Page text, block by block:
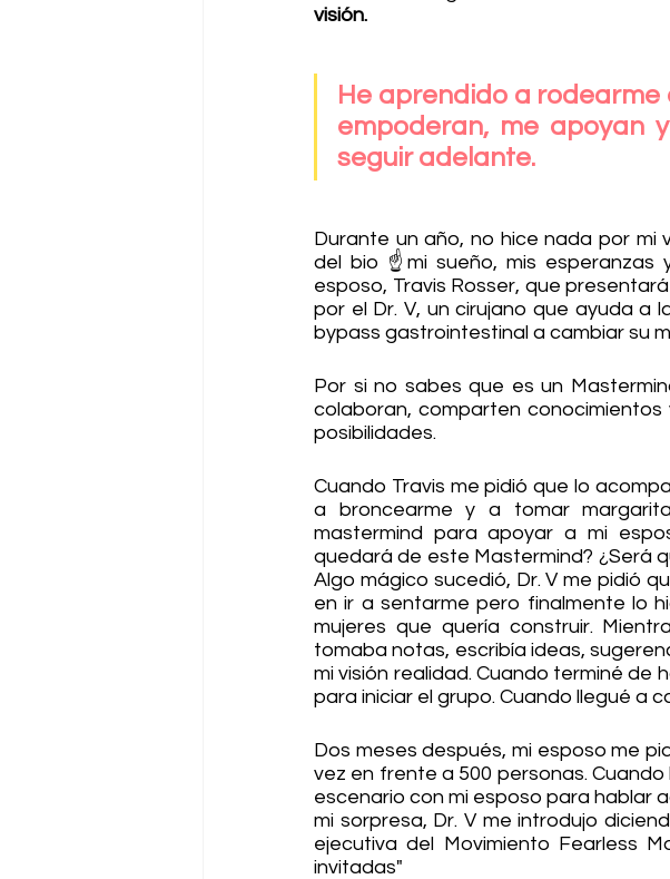
visión.
He aprendido a rodearme
empoderan, me apoyan
seguir adelante.
Durante un año, no hice nada por mi
del bio ☝️mi sueño, mis esperanzas
esposo, Travis Rosser, que
por el Dr. V, un cirujano que ayuda a
bypass gastrointestinal a cambiar su
Por si no sabes que es un
colaboran, comparten
posibilidades.
Cuando Travis me pidió que lo
a broncearme y a tomar
mastermind para apoyar a mi
quedará de este Mastermind? ¿Será
Algo mágico sucedió, Dr. V me pidió
en ir a sentarme pero finalmente lo
mujeres que quería construir.
tomaba notas, escribía ideas,
mi visión realidad. Cuando terminé de
para iniciar el grupo. Cuando llegué a
Dos meses después, mi esposo me
vez en frente a 500 personas.
escenario con mi esposo para hablar
mi sorpresa, Dr. V me introdujo
ejecutiva del Movimiento Fearless
invitadas"